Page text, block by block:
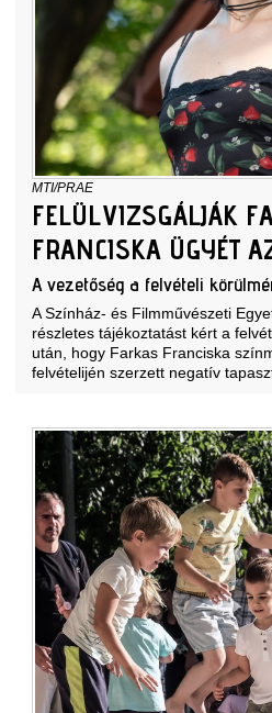
MTI/PRAE
FELÜLVIZSGÁLJÁK
FRANCISKA ÜGYÉT
A vezetőség a felvételi
A Színház- és Filmművészeti
részletes tájékoztatást kért a
után, hogy Farkas Franciska
felvételijén szerzett negatív